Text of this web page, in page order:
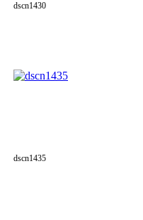
dscn1430
dscn1435